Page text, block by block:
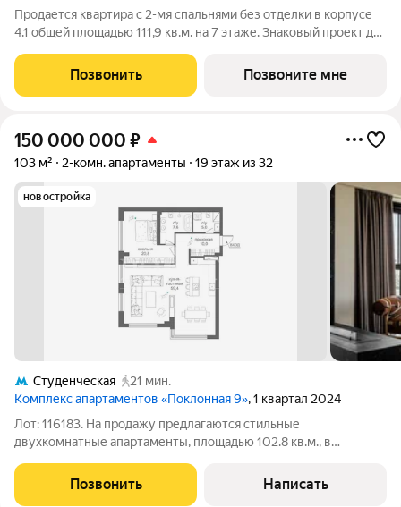
Продается квартира с 2-мя спальнями без отделки в корпусе
4.1 общей площадью 111,9 кв.м. на 7 этаже. Знаковый проект для
площадью 3,7 га расположен на Кутузовском проспекте и
воплощает новую
Позвонить Позвоните мне
150 000 000 ₽
103 м² 2-комн. апартаменты 19 этаж из 32
новостройка
Студенческая
21 мин.
Комплекс апартаментов «Поклонная 9», 1 квартал 2024
Лот: 116183. На продажу предлагаются стильные
двухкомнатные апартаменты, площадью 102.8 кв.м., в
спальня, два совмещенных санузла, прихожая. Высота
потолков - 3,2 м. Квартира полностью
Позвонить Написать